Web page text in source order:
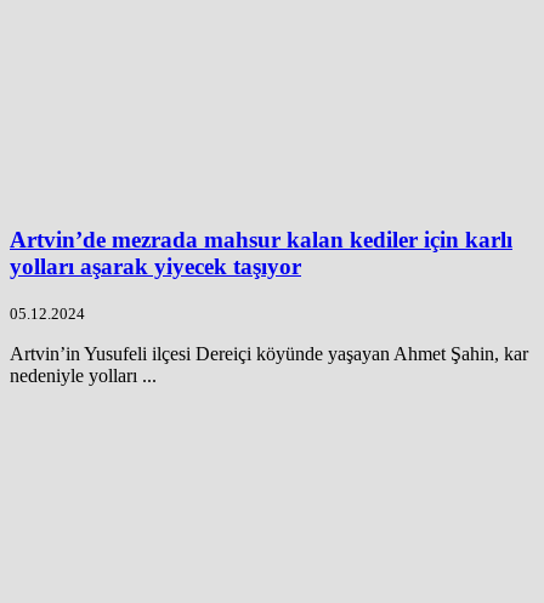
Artvin’de mezrada mahsur kalan kediler için karlı
yolları aşarak yiyecek taşıyor
05.12.2024
Artvin’in Yusufeli ilçesi Dereiçi köyünde yaşayan Ahmet Şahin, kar
nedeniyle yolları ...